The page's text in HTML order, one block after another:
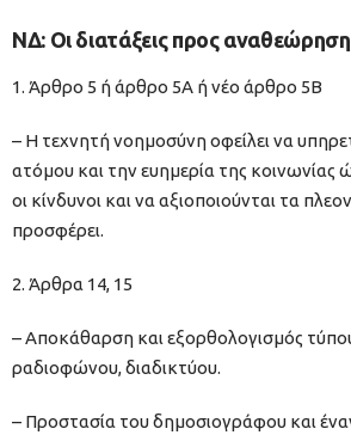
ΝΔ: Οι διατάξεις προς αναθεώρηση
1. Άρθρο 5 ή άρθρο 5Α ή νέο άρθρο 5Β
– Η τεχνητή νοημοσύνη οφείλει να
ατόμου και την ευημερία της κοινωνίας
οι κίνδυνοι και να αξιοποιούνται τα
προσφέρει.
2. Άρθρα 14, 15
– Αποκάθαρση και εξορθολογισμός
ραδιοφώνου, διαδικτύου.
– Προστασία του δημοσιογράφου και